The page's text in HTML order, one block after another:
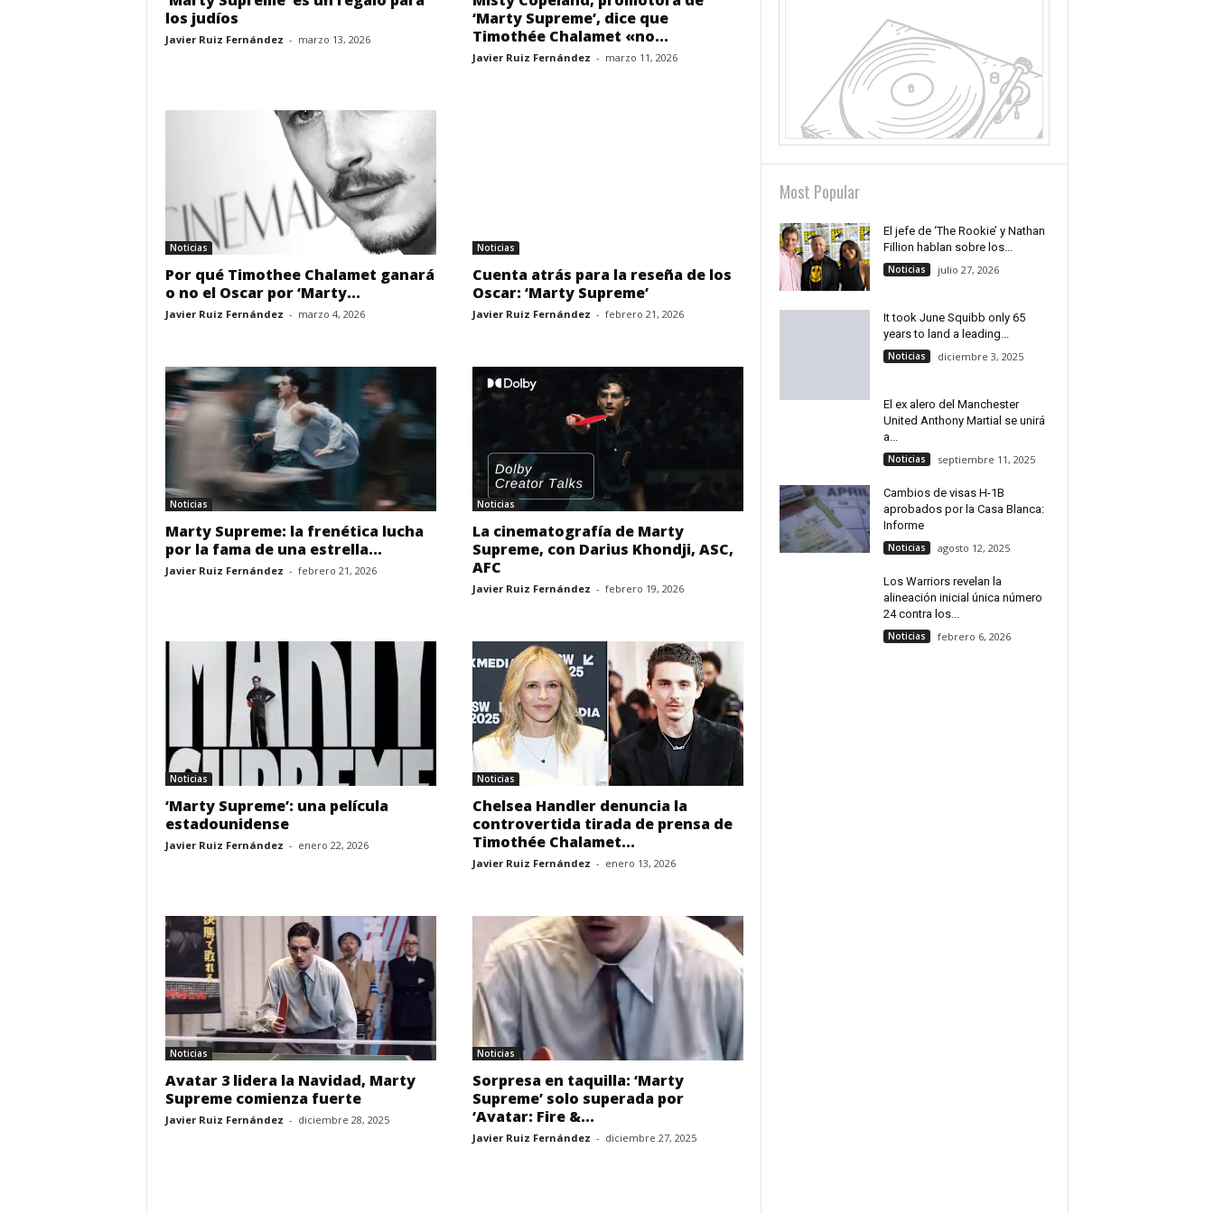
los judíos
Javier Ruiz Fernández - marzo 13, 2026
‘Marty Supreme’, dice que
Timothée Chalamet «no...
Javier Ruiz Fernández - marzo 11, 2026
Noticias
Por qué Timothee Chalamet ganará
o no el Oscar por ‘Marty...
Javier Ruiz Fernández - marzo 4, 2026
Noticias
Cuenta atrás para la reseña de los
Oscar: ‘Marty Supreme’
Javier Ruiz Fernández - febrero 21, 2026
Noticias
Marty Supreme: la frenética lucha
por la fama de una estrella...
Javier Ruiz Fernández - febrero 21, 2026
Noticias
La cinematografía de Marty
Supreme, con Darius Khondji, ASC,
AFC
Javier Ruiz Fernández - febrero 19, 2026
Noticias
‘Marty Supreme’: una película
estadounidense
Javier Ruiz Fernández - enero 22, 2026
Noticias
Chelsea Handler denuncia la
controvertida tirada de prensa de
Timothée Chalamet...
Javier Ruiz Fernández - enero 13, 2026
Noticias
Avatar 3 lidera la Navidad, Marty
Supreme comienza fuerte
Javier Ruiz Fernández - diciembre 28, 2025
Noticias
Sorpresa en taquilla: ‘Marty
Supreme’ solo superada por
‘Avatar: Fire &...
Javier Ruiz Fernández - diciembre 27, 2025
Most Popular
El jefe de ‘The Rookie’ y Nathan
Fillion hablan sobre los...
Noticias julio 27, 2026
It took June Squibb only 65
years to land a leading...
Noticias diciembre 3, 2025
El ex alero del Manchester
United Anthony Martial se unirá
a...
Noticias septiembre 11, 2025
Cambios de visas H-1B
aprobados por la Casa Blanca:
Informe
Noticias agosto 12, 2025
Los Warriors revelan la
alineación inicial única número
24 contra los...
Noticias febrero 6, 2026